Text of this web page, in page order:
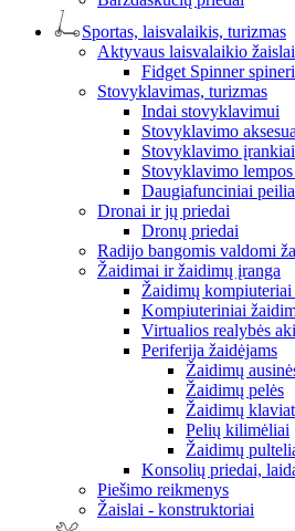
Sportas, laisvalaikis, turizmas
Aktyvaus laisvalaikio žaislai
Fidget Spinner
Stovyklavimas, turizmas
Indai stovyklavimui
Stovyklavimo
Stovyklavimo įrankiai
Stovyklavimo
Daugiafunciniai
Dronai ir jų priedai
Dronų priedai
Radijo bangomis valdomi
Žaidimai ir žaidimų įranga
Žaidimų kompiuteriai
Kompiuteriniai
Virtualios realybės
Periferija žaidėjams
Žaidimų
Žaidimų pelės
Žaidimų
Pelių kilimėliai
Žaidimų
Konsolių priedai,
Piešimo reikmenys
Žaislai - konstruktoriai